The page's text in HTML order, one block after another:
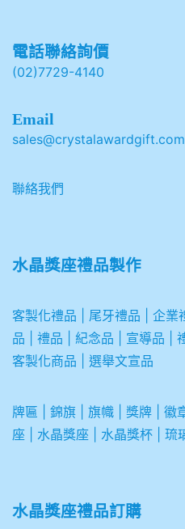
電話聯絡詢價
(02)7729-4140
Email
sales@crystalawardgift.com
聯絡我們
水晶獎座禮品製作
客製化禮品 尾牙禮品 企業
品
禮品 紀念品 宣導品
客製化商品
選舉文宣品
牌匾 錦旗 旗幟 獎牌 徽
座
水晶獎座 水晶獎杯 琉
水晶獎座禮品訂購